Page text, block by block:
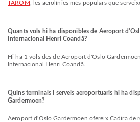
TAROM , les aerolínies més populars que
Quants vols hi ha disponibles de Aeroport
Internacional Henri Coandă?
Hi ha 1 vols des de Aeroport d'Oslo Gardermoen fins a Aeroport
Internacional Henri Coandă.
Quins terminals i serveis aeroportuaris hi ha
Gardermoen?
Aeroport d'Oslo Gardermoen ofereix Cadira de rodes, Servei bancari/caixer